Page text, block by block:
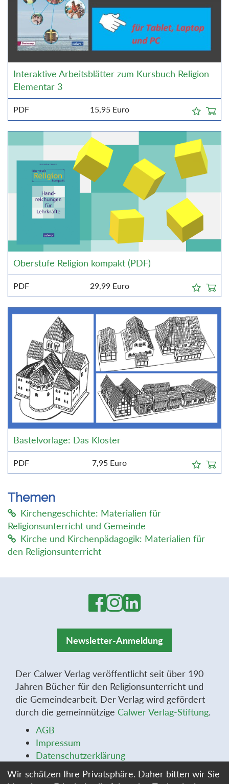
Interaktive Arbeitsblätter zum Kursbuch Religion
Elementar 3
PDF 15,95 Euro
Oberstufe Religion kompakt (PDF)
PDF 29,99 Euro
Bastelvorlage: Das Kloster
PDF 7,95 Euro
Themen
Kirchengeschichte: Materialien für
Religionsunterricht und Gemeinde
Kirche und Kirchenpädagogik: Materialien für
den Religionsunterricht
Newsletter-Anmeldung
Der Calwer Verlag veröffentlicht seit über 190
Jahren Bücher für den Religionsunterricht und
die Gemeindearbeit. Der Verlag wird gefördert
durch die gemeinnützige Calwer Verlag-Stiftung.
AGB
Impressum
Datenschutzerklärung
Widerrufsbelehrung
Widerrufsformular
Wir schätzen Ihre Privatsphäre. Daher bitten wir Sie